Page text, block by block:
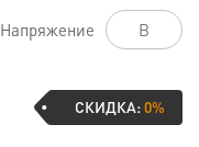
Напряжение
СКИДКА:0%